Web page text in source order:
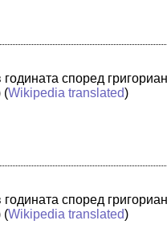
според
(Wikipedia translated)
според
(Wikipedia translated)